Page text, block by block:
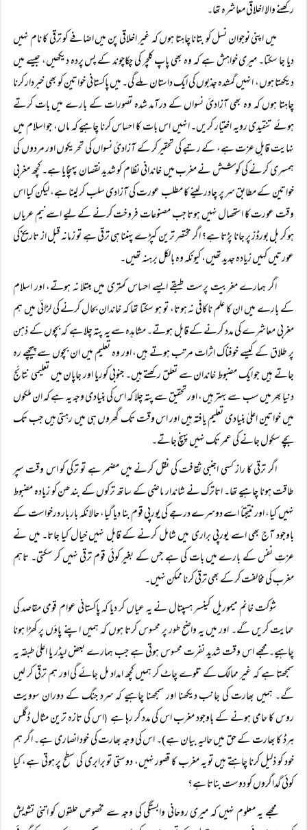
رکھنے والا اخلاقی معاشرہ تھا۔
میں اپنی نوجوان نسل کو بتانا چاہتا ہوں کہ غیر اخلاقی پن میں اضافے کو ترقی کا نام نہیں
دیا جا سکتا۔ میری خواہش ہے کہ وہ بھی پاپ کلچر کی چکاچوند کے پس پردہ دیکھیں، جیسے میں
دیکھتا ہوں، انہیں گمشدہ جذبوں کی ایک داستان ملے گی۔ میں پاکستانی خواتین کو بھی خبردار کرنا
چاہتا ہوں کہ وہ بھی آزادئ نسواں کے درآمد شدہ تصورات کے بارے میں بات کرتے
ہوئے تنقیدی رویہ اختیار کریں۔ انہیں اس بات کا احساس کرنا چاہیے کہ ماں، جو اسلام میں
نہایت قابلِ عزت ہے، کے رتبے کی تحقیر کر کے آزادئ نسواں کی تحریکوں اور مردوں کی
ہمسری کرنے کی کوشش نے مغرب میں خاندانی نظام کو شدید نقصان پہنچایا ہے۔ کچھ مغربی
خواتین کے مطابق سر پر چادر لینے کا مطلب عورت کی آزادی سلب کر لینا ہے، لیکن کیا اس
وقت عورت کا استحصال نہیں ہوتا جب مصنوعات فروخت کرنے کے لیے اسے نیم عریاں
ہو کر بل بورڈز پر جانا پڑتا ہے؟ اگر مختصر ترین کپڑے پہننا ہی ترقی ہے تو زمانہ قبل از تاریخ کی
عورتیں کہیں زیادہ جدید تھیں، کیونکہ وہ بالکل برہنہ تھیں۔
اگر ہمارے مغربیت پرست طبقے ایسے احساس کمتری میں مبتلا نہ ہوتے، اور اسلام
کے بارے میں ان کا علم ناکافی نہ ہوتا، تو ہو سکتا تھا کہ خاندان بحال کرنے کی لڑائی میں ہم
مغربی معاشرے کی مدد کرنے کے قابل ہوتے۔ مشاہدہ سے یہ پتہ چلا ہے کہ بچوں کے ذہن
پر طلاق کے کیسے خوفناک اثرات مرتب ہوتے ہیں، اور وہ تعلیم میں ان بچوں سے پیچھے رہ
جاتے ہیں جو ایک مضبوط خاندان سے تعلق رکھتے ہیں۔ جنوبی کوریا اور جاپان میں تعلیمی نتائج
دنیا بھر میں سب سے بہتر ہیں، اور تحقیق سے پتہ چلا کہ اس کی بنیادی وجہ یہ ہے کہ ان ملکوں
میں خواتین اعلیٰ بنیادی تعلیم یافتہ ہیں اور اس وقت تک گھروں ہی میں رہتی ہیں جب تک
بچے سکول جانے کی عمر تک نہیں پہنچ جاتے۔
اگر ترقی کا راز کسی اجنبی ثقافت کی نقل کرنے میں مضمر ہے تو ترکی کو اس وقت سپر
طاقت ہونا چاہیے تھا۔ اتاترک نے شاندار ماضی کے ساتھ ترکوں کے بندھن کو زیادہ مضبوط
نہیں کیا، اور نتیجتاً اسے دوسرے درجے کی یورپی قوم بنا دیا گیا، حالانکہ بار بار درخواست کے
باوجود آج بھی اسے یورپی براری میں شامل کرنے کے قابل نہیں خیال کیا جاتا۔ میں نے
عزتِ نفس کے بارے میں بات کی ہے جس کے بغیر کوئی قوم ترقی نہیں کر سکتی۔ تاہم
مغرب کی مخالفت کر کے بھی ترقی کرنا ممکن نہیں۔
شوکت خانم میموریل کینسر ہسپتال نے یہ عیاں کر دیا کہ پاکستانی عوام قومی مقاصد کی
حمایت کریں گے۔ اور میں یہ واضح طور پر محسوس کرتا ہوں کہ ہمیں اپنے پاؤں پر کھڑا ہونا
چاہیے۔ مجھے اس وقت شدید نفرت محسوس ہوتی ہے جب ہمارے بعض لیڈر یا اعلیٰ طبقہ یہ
سمجھتا ہے کہ غیر ممالک کے تلوے چاٹ کر ہمیں کچھ امداد مل جائے گی اور ہم ترقی کر لیں
گے۔ ہمیں بھارت کی جانب دیکھنا اور سمجھنا چاہیے کہ سرد جنگ کے دوران سوویت
روس کا حامی ہونے کے باوجود مغرب اس کی مدد کر رہا ہے (اس کی تازہ ترین مثال ڈگلس
ہرڈ کا بھارت کے حق میں حالیہ بیان ہے)۔ اس کی وجہ بھارت کی خود انصاری ہے۔ اگر ہم
خود کو ذلیل کرنا چاہتے ہیں تو یہ مغرب کا قصور نہیں، دوستی تو برابری کی سطح پر ہوتی ہے، کیا
کوئی گداگروں کو دوست بناتا ہے؟
مجھے یہ معلوم نہیں کہ میری روحانی وابستگی کی وجہ سے مخصوص حلقوں کو اتنی تشویش